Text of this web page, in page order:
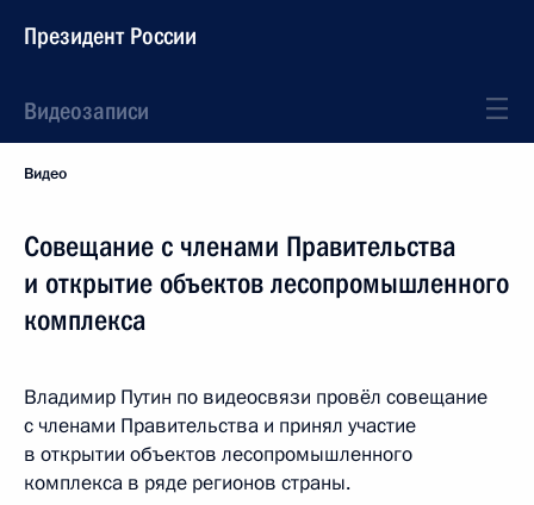
Президент России
Видеозаписи
Видео
Совещание с членами Правительства
и открытие объектов лесопромышленного
комплекса
Владимир Путин по видеосвязи провёл совещание
с членами Правительства и принял участие
в открытии объектов лесопромышленного
комплекса в ряде регионов страны.